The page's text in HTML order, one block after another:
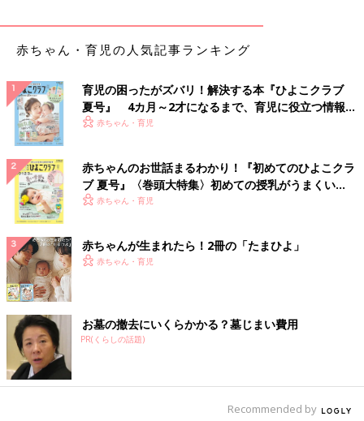
って鼻詰まりが起こり、おっぱいやミルク、離乳食を受けつけな
い、夜に何度も起きて熟睡できないといった様子が見られたら、
すぐ小児科か耳鼻科を受診しましょう。また、風邪が治ったあと
も1週間ほど緑色の鼻水が出続けている場合は注意が必要です。
急性の副鼻腔炎（ふくびくうえん）を起こしている可能性がある
ので、早めに小児科か耳鼻科を受診しましょう。
鼻水で鼻詰まりが起きるときは、室内の湿度を高めに設定すると
が低いと鼻が詰まりやすくなるので、寒くない程度に室温を調節
するのがおすすめです。
何度もティッシュで鼻水をふいていると、鼻の下がこすれてただ
れてしまうことも。赤ちゃんの鼻の下にワセリンを塗ってあげる
と、ある程度、肌荒れを防ぐことができます。こまめに保湿して
あげるといいでしょう。
赤ちゃん・育児の人気記事ランキング
育児の困ったがズバリ！解決する本『ひよこクラブ
夏号』 4カ月～2才になるまで、育児に役立つ情報が
いっぱい！
赤ちゃん・育児
赤ちゃんのお世話まるわかり！『初めてのひよこクラ
ブ 夏号』〈巻頭大特集〉初めての授乳がうまくい
く！ おっぱい・ミルクの基本と夏のトラブル 解決テ
赤ちゃん・育児
赤ちゃんが生まれたら！2冊の「たまひよ」
赤ちゃん・育児
お墓の撤去にいくらかかる？墓じまい費用
PR(くらしの話題)
Recommended by